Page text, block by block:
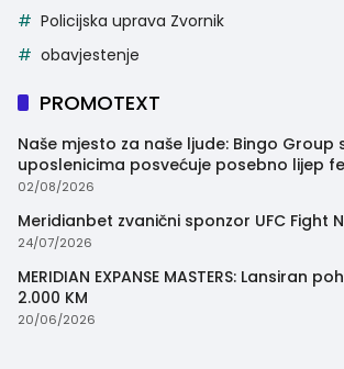
Policijska uprava Zvornik
obavjestenje
PROMOTEXT
Naše mjesto za naše ljude: Bingo Group
uposlenicima posvećuje posebno lijep
trenutak
02/08/2026
Meridianbet zvanični sponzor UFC Fight
24/07/2026
MERIDIAN EXPANSE MASTERS: Lansiran
2.000 KM
20/06/2026